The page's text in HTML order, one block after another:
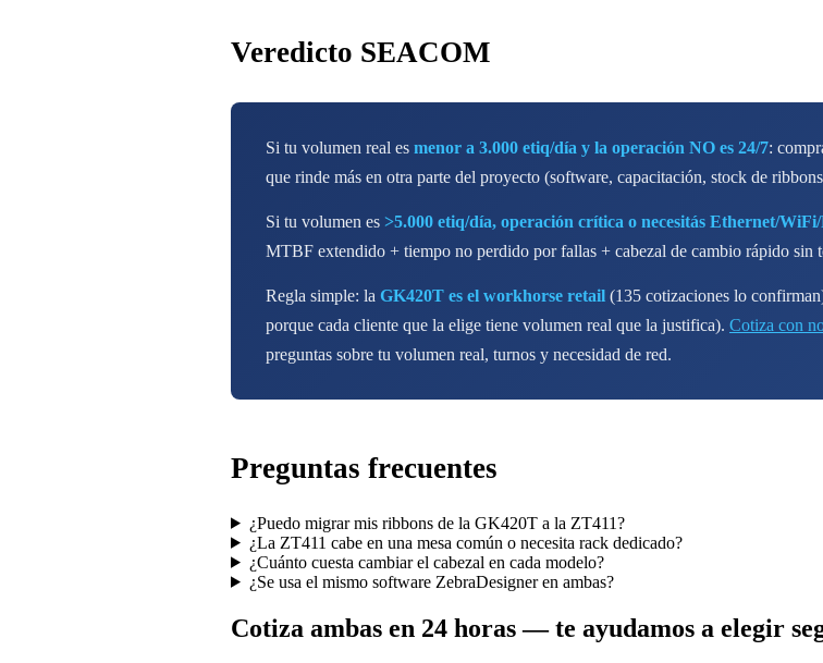
Veredicto SEACOM
Si tu volumen real es menor a 3.000 etiq/día y la operación NO es 24/7:
que rinde más en otra parte del proyecto (software, capacitación, stock de
Si tu volumen es >5.000 etiq/día, operación crítica o necesitás Ethernet/
MTBF extendido + tiempo no perdido por fallas + cabezal de cambio rápido sin
Regla simple: la GK420T es el workhorse retail (135 cotizaciones lo
porque cada cliente que la elige tiene volumen real que la justifica). Cotiza con
preguntas sobre tu volumen real, turnos y necesidad de red.
Preguntas frecuentes
¿Puedo migrar mis ribbons de la GK420T a la ZT411?
¿La ZT411 cabe en una mesa común o necesita rack dedicado?
¿Cuánto cuesta cambiar el cabezal en cada modelo?
¿Se usa el mismo software ZebraDesigner en ambas?
Cotiza ambas en 24 horas — te ayudamos a elegir